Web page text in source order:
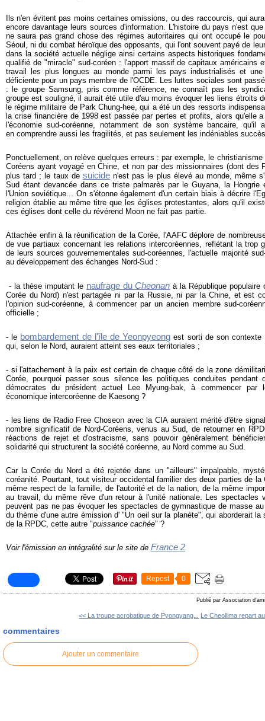
Ils n'en évitent pas moins certaines omissions, ou des raccourcis, qui
encore davantage leurs sources d'information. L'histoire du pays n'est
ne saura pas grand chose des régimes autoritaires qui ont occupé le
Séoul, ni du combat héroïque des opposants, qui l'ont souvent payé de
dans la société actuelle néglige ainsi certains aspects historiques
qualifié de "miracle" sud-coréen : l'apport massif de capitaux américains
travail les plus longues au monde parmi les pays industrialisés et
déficiente pour un pays membre de l'OCDE. Les luttes sociales sont
: le groupe Samsung, pris comme référence, ne connaît pas les
groupe est souligné, il aurait été utile d'au moins évoquer les liens étroits
le régime militaire de Park Chung-hee, qui a été un des ressorts
la crise financière de 1998 est passée par pertes et profits, alors qu'elle
l'économie sud-coréenne, notamment de son système bancaire, qu'il
en comprendre aussi les fragilités, et pas seulement les indéniables
Ponctuellement, on relève quelques erreurs : par exemple, le
Coréens ayant voyagé en Chine, et non par des missionnaires (dont des
plus tard ; le taux de suiciden'est pas le plus élevé au monde, même
Sud étant devancée dans ce triste palmarès par le Guyana, la Hongrie
l'Union soviétique... On s'étonne également d'un certain biais à décrire
religion établie au même titre que les églises protestantes, alors qu'il
ces églises dont celle du révérend Moon ne fait pas partie.
Attachée enfin à la réunification de la Corée, l'AAFC déplore de
de vue partiaux concernant les relations intercoréennes, reflétant la trop
de leurs sources gouvernementales sud-coréennes, l'actuelle majorité
au développement des échanges Nord-Sud :
- l a thèse imputant le naufrage duCheonan à la République populaire
Corée du Nord) n'est partagée ni par la Russie, ni par la Chine, et est
l'opinion sud-coréenne, à commencer par un ancien membre sud-
officielle ;
- le bombardement de l'île de Yeonpyeong est sorti de son contexte
qui, selon le Nord, auraient atteint ses eaux territoriales ;
- si l'attachement à la paix est certain de chaque côté de la zone
Corée, pourquoi passer sous silence les politiques conduites pendant
démocrates du président actuel Lee Myung-bak, à commencer par
économique intercoréenne de Kaesong ?
- les liens de Radio Free Choseon avec la CIA auraient mérité d'être
nombre significatif de Nord-Coréens, venus au Sud, de retourner en
réactions de rejet et d'ostracisme, sans pouvoir généralement
solidarité qui structurent la société coréenne, au Nord comme au Sud.
Car la Corée du Nord a été rejetée dans un "ailleurs" impalpable,
coréanité. Pourtant, tout visiteur occidental familier des deux parties de la
même respect de la famille, de l'autorité et de la nation, de la même
au travail, du même rêve d'un retour à l'unité nationale. Les spectacles
peuvent pas ne pas évoquer les spectacles de gymnastique de masse
du thème d'une autre émission d' "Un oeil sur la planète", qui aborderait
de la RPDC, cette autre "puissance cachée" ?
Voir l'émission en intégralité sur le site de France 2
Repost 0
Publié par Association
<< La troupe acrobatique de Pyongyang... Le Cheollima repart
commentaires
Ajouter un commentaire